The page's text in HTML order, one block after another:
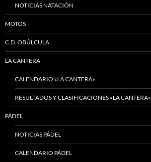
NOTICIAS NATACIÓN
MOTOS
C.D. OBÚLCULA
LA CANTERA
CALENDARIO «LA CANTERA»
RESULTADOS Y CLASIFICACIONES «LA CANTERA»
PÁDEL
NOTICIAS PÁDEL
CALENDARIO PÁDEL